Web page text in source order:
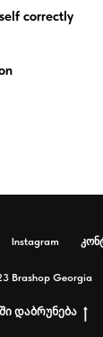
correctly
Instagram
Brashop Georgia
დაბრუნება